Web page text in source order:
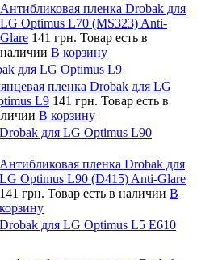
Антибликовая пленка Drobak для
LG Optimus L70 (MS323) Anti-
Glare 141 грн. Товар есть в
наличии В корзину
для LG Optimus L9
пленка Drobak для LG
L9 141 грн. Товар есть в
В корзину
для LG Optimus L90
Антибликовая пленка Drobak для
LG Optimus L90 (D415) Anti-Glare
141 грн. Товар есть в наличии В
корзину
для LG Optimus L5 E610